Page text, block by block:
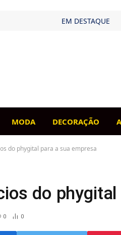
EM DESTAQUE
MODA DECORAÇÃO
do phygital para a sua empresa
do
0 0